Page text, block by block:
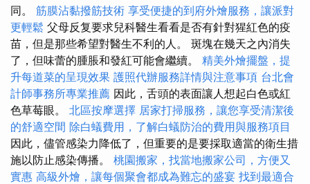
同。 筋膜沾黏撥筋技術 享受便捷的到府外燴服務，讓派對
更輕鬆 父母反复要求兒科醫生看看是否有針對猩紅色的疫
苗，但是那些希望對醫生不利的人。 斑塊在幾天之內消失
了，但味蕾的腫脹和發紅可能會繼續。 精美外燴擺盤，提
升每道菜的呈現效果 護照代辦服務詳情與注意事項 台北會
計師事務所專業推薦 因此，舌頭的表面讓人想起白色或紅
色草莓眼。 北區按摩選擇 居家打掃服務，讓您享受清潔後
的舒適空間 除白蟻費用，了解白蟻防治的費用與服務項目
因此，儘管感染力降低了，但重要的是要採取適當的衛生措
施以防止感染傳播。 桃園搬家，找當地搬家公司，方便又
實惠 高級外燴，讓每個聚會都成為難忘的盛宴 找到最適合